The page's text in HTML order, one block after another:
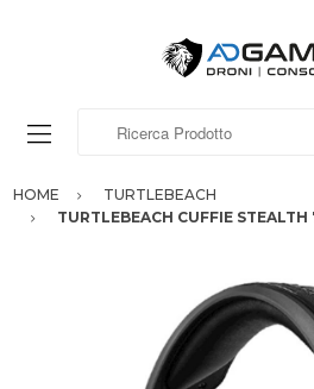
HOME
TURTLEBEACH
TURTLEBEACH CUFFIE